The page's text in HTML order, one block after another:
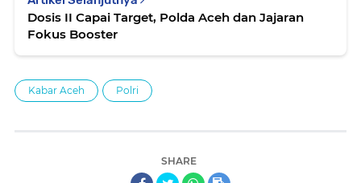
Dosis II Capai Target, Polda Aceh dan Jajaran
Fokus Booster
Kabar Aceh Polri
SHARE